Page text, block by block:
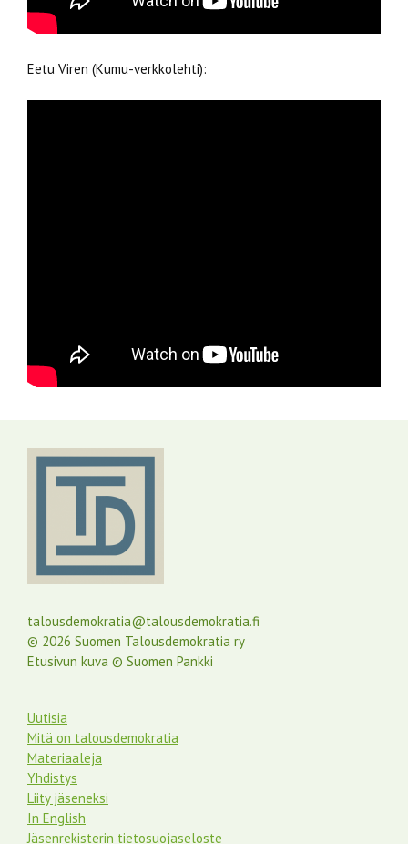
Eetu Viren (Kumu-verkkolehti):
talousdemokratia@talousdemokratia.fi
© 2026 Suomen Talousdemokratia ry
Etusivun kuva © Suomen Pankki
Uutisia
Mitä on talousdemokratia
Materiaaleja
Yhdistys
Liity jäseneksi
In English
Jäsenrekisterin tietosuojaseloste